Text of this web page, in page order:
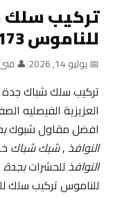
تركيب سلك
للناموس 0543626173
📅 يوليو 14, 2026 |
👤
تركيب سلك شباك
العزيزية الفيصليه
افضل مقاول شبوك
النوافذ,شبك شباك
النوافذللحشراتبجدة
للناموس تركيب سلك